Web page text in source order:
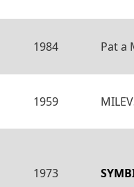
1984 Pat a
1959
1973